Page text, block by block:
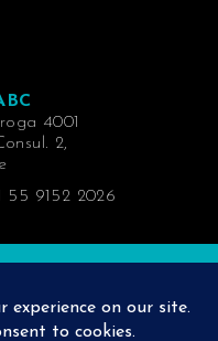
4001
2,
55 9152 2026
8942 7329 y 55 8942 7338